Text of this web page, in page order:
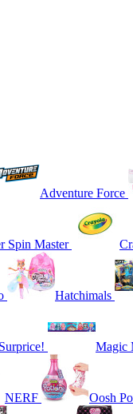
Adventure Force
Spin Master
Hatchimals
Magic
NERF Oosh